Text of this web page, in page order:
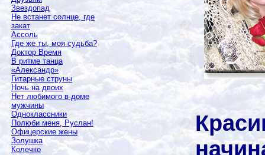
Звездопад
Не встанет солнце, где
закат
Ассоль
Где же ты, моя судьба?
Доктор Время
В ритме танца
«Александр»
Гитарные струны
Ночь на двоих
Нет любимого в доме
мужчины
Одноклассники
Полюби меня, Руслан!
Офицерские жены
Золушка
Колечко